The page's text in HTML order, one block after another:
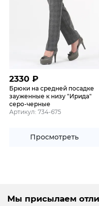
2330 ₽
Брюки на средней посадке
зауженные к низу "Ирида"
серо-черные
Артикул: 734-675
Просмотреть
Мы присылаем